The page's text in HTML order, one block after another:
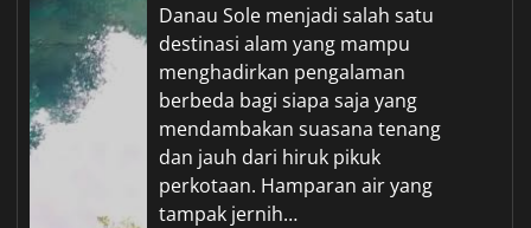
Danau Sole menjadi salah satu
destinasi alam yang mampu
menghadirkan pengalaman
berbeda bagi siapa saja yang
mendambakan suasana tenang
dan jauh dari hiruk pikuk
perkotaan. Hamparan air yang
tampak jernih…